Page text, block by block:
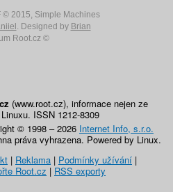
© 2015, Simple Machines
. Designed by Brian
Root.cz ©
(www.root.cz), informace nejen ze
ISSN 1212-8309
© 1998 – 2026 Internet Info, s.r.o.
práva vyhrazena. Powered by Linux.
| Reklama | Podmínky užívání |
Root.cz | RSS exporty